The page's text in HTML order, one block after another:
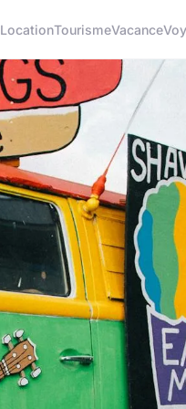
LocationTourismeVacance